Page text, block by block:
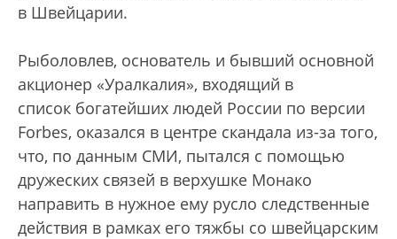
в Швейцарии.
Рыболовлев, основатель и бывший основной
акционер «Уралкалия», входящий в
список богатейших людей России по версии
Forbes, оказался в центре скандала из-за того,
что, по данным СМИ, пытался с помощью
дружеских связей в верхушке Монако
направить в нужное ему русло следственные
действия в рамках его тяжбы со швейцарским